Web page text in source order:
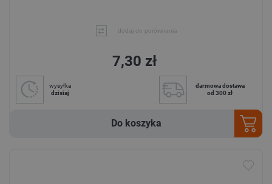
dodaj do porównania
7,30 zł
wysyłka
dzisiaj
darmowa dostawa
od 300 zł
Do koszyka